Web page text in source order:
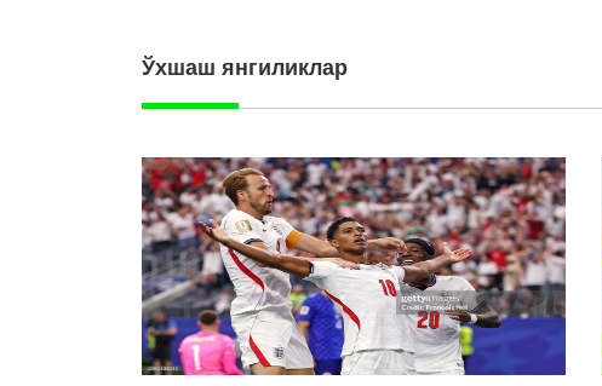
Ўхшаш янгиликлар